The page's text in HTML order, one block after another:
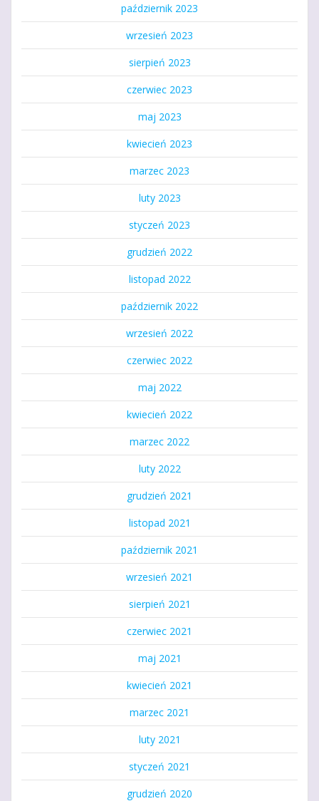
październik 2023
wrzesień 2023
sierpień 2023
czerwiec 2023
maj 2023
kwiecień 2023
marzec 2023
luty 2023
styczeń 2023
grudzień 2022
listopad 2022
październik 2022
wrzesień 2022
czerwiec 2022
maj 2022
kwiecień 2022
marzec 2022
luty 2022
grudzień 2021
listopad 2021
październik 2021
wrzesień 2021
sierpień 2021
czerwiec 2021
maj 2021
kwiecień 2021
marzec 2021
luty 2021
styczeń 2021
grudzień 2020